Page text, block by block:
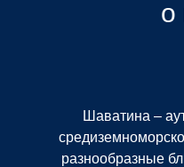
о
Шаватина –
разнообразные